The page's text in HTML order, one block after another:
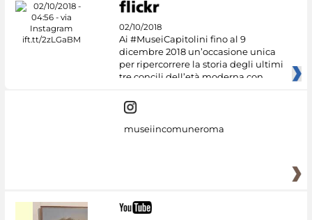
02/10/2018
Ai #MuseiCapitolini fino al 9
dicembre 2018 un’occasione unica
per ripercorrere la storia degli ultimi
tre concili dell’età moderna con
museiincomuneroma